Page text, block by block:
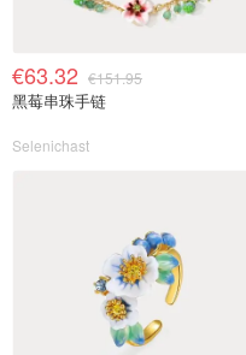
€63.32 €151.95
黑莓串珠手链
Selenichast